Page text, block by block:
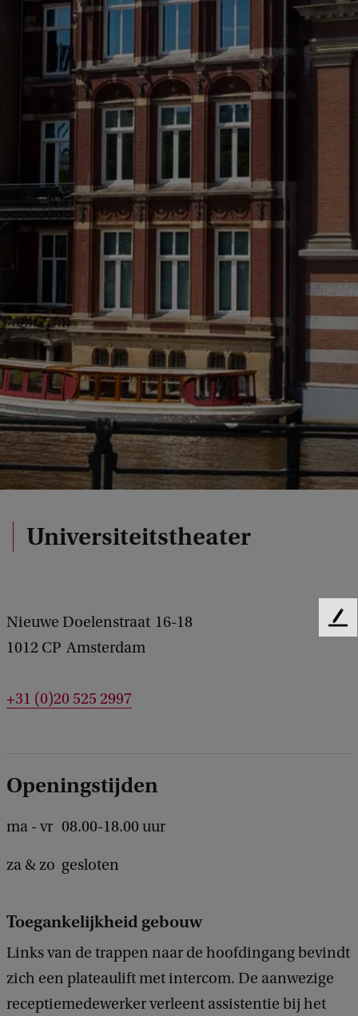
Universiteitstheater
Nieuwe Doelenstraat 16-18
1012 CP Amsterdam
+31 (0)20 525 2997
Openingstijden
ma - vr 08.00-18.00 uur
za & zo gesloten
Toegankelijkheid gebouw
Links van de trappen naar de hoofdingang bevindt
zich een plateaulift met intercom. De aanwezige
receptiemedewerker verleent assistentie bij het
F